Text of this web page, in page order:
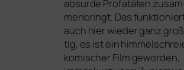
absur­de Profatäten
men­bringt. Das
auch hier wie­der ganz
tig, es ist ein
komi­scher Film gewor­den,